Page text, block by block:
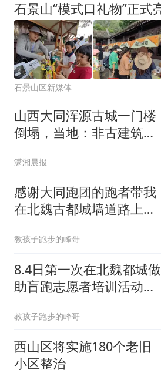
石景山区新媒体
山西大同浑源古城一门楼
倒塌，当地：非古建筑，
拉警戒线
潇湘晨报
感谢大同跑团的跑者带我
在北魏古都城墙道路上跑
教孩子跑步的峰哥
8.4日第一次在北魏都城做
助盲跑志愿者培训活动，
心志愿者
教孩子跑步的峰哥
西山区将实施180个老旧
小区整治